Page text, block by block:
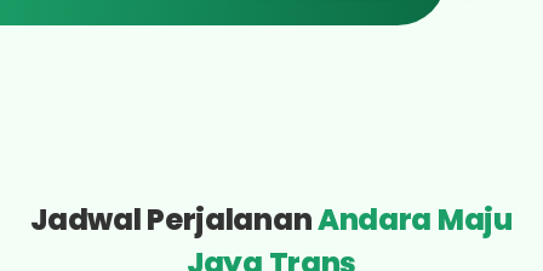
Jadwal PerjalananAndara Maju